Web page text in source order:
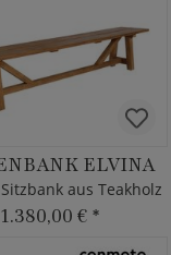
ELVINA
aus Teakholz
1.380,00 € *